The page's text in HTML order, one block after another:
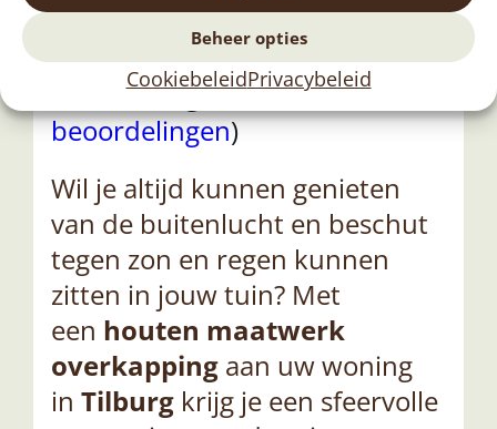
Beheer opties
CookiebeleidPrivacybeleid
Beoordeling: ★★★★★ 5/5
beoordeling (uit34
beoordelingen)
Wil je altijd kunnen genieten
van de buitenlucht en beschut
tegen zon en regen kunnen
zitten in jouw tuin? Met
een houten maatwerk
overkapping aan uw woning
in Tilburg krijg je een sfeervolle